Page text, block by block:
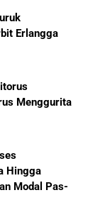
Kesuksesan
Sepak
yang
Mudah
untuk Anak
Saatnya
Anda
Cara
Erlangga
Menggurita
Hingga
Modal Pas-